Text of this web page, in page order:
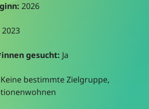
2026
2023
gesucht: Ja
Keine bestimmte Zielgruppe,